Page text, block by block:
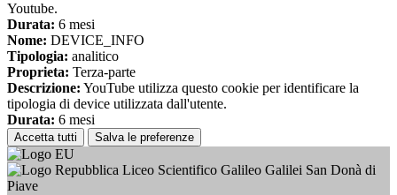
Youtube.
Durata: 6 mesi
Nome: DEVICE_INFO
Tipologia: analitico
Proprieta: Terza-parte
Descrizione: YouTube utilizza questo cookie per identificare la
tipologia di device utilizzata dall'utente.
Durata: 6 mesi
Accetta tutti Salva le preferenze
Liceo Scientifico Galileo Galilei San Donà di
Piave